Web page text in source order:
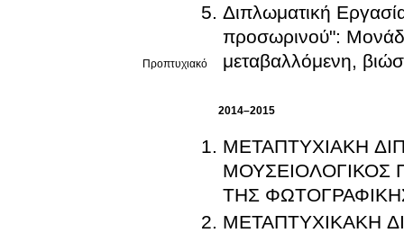
Προπτυχιακό
Διπλωματική Εργασία
προσωρινού":
μεταβαλλόμενη,
2014–2015
ΜΕΤΑΠΤΥΧΙΑΚΗ
ΜΟΥΣΕΙΟΛΟΓΙΚΟΣ
ΤΗΣ
ΜΕΤΑΠΤΥΧΙΚΑΚΗ